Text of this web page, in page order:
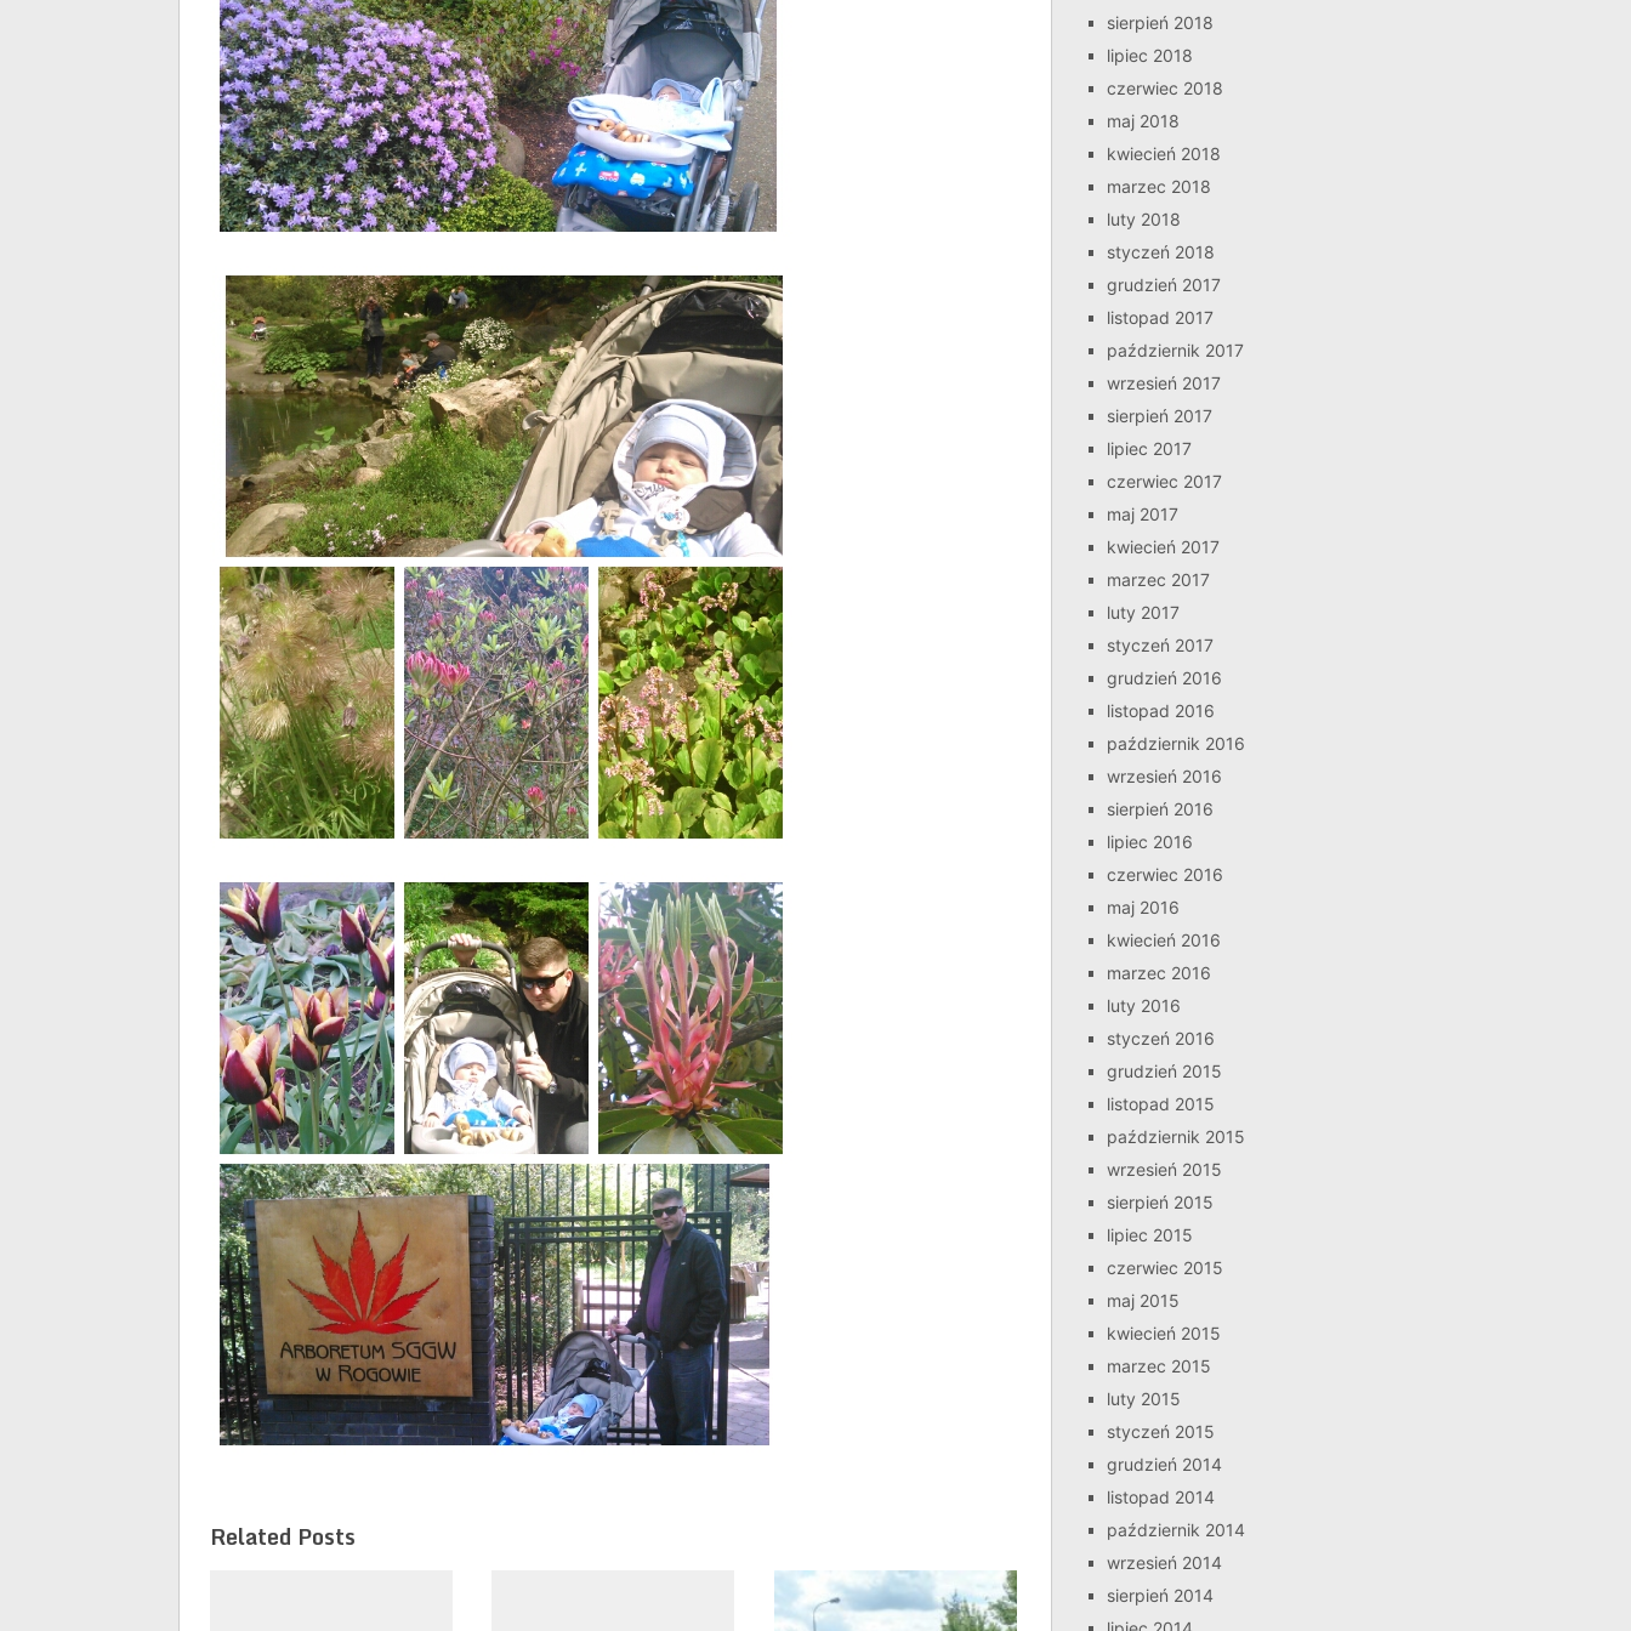
Related Posts
sierpień 2018
lipiec 2018
czerwiec 2018
maj 2018
kwiecień 2018
marzec 2018
luty 2018
styczeń 2018
grudzień 2017
listopad 2017
październik 2017
wrzesień 2017
sierpień 2017
lipiec 2017
czerwiec 2017
maj 2017
kwiecień 2017
marzec 2017
luty 2017
styczeń 2017
grudzień 2016
listopad 2016
październik 2016
wrzesień 2016
sierpień 2016
lipiec 2016
czerwiec 2016
maj 2016
kwiecień 2016
marzec 2016
luty 2016
styczeń 2016
grudzień 2015
listopad 2015
październik 2015
wrzesień 2015
sierpień 2015
lipiec 2015
czerwiec 2015
maj 2015
kwiecień 2015
marzec 2015
luty 2015
styczeń 2015
grudzień 2014
listopad 2014
październik 2014
wrzesień 2014
sierpień 2014